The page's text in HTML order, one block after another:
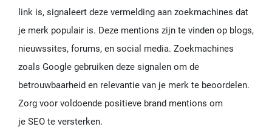
link is, signaleert deze vermelding aan zoekmachines dat
je merk populair is. Deze mentions zijn te vinden op blogs,
nieuwssites, forums, en social media. Zoekmachines
zoals Google gebruiken deze signalen om de
betrouwbaarheid en relevantie van je merk te beoordelen.
Zorg voor voldoende positieve brand mentions om
je SEO te versterken.